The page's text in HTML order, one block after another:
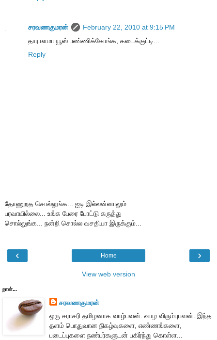
சரவணகுமரன்
February 22, 2010 at 9:15 PM
தாராளமா யூஸ் பண்ணிக்கோங்க, கடைக்குட்டி...
Reply
தோணுறத சொல்லுங்க... ஐடி இல்லன்னாலும்
பரவாயில்லை... உங்க பேரை போட்டு கருத்து
சொல்லுங்க... நன்றி சொல்ல வசதியா இருக்கும்...
‹ ›
Home
View web version
நான்...
சரவணகுமரன்
ஒரு சராசரி தமிழனாக வாழ்பவன். வாழ விரும்புபவன். இந்த
தளம் பொதுவான நிகழ்வுகளை, எண்ணங்களை,
படைப்புகளை நண்பர்களுடன் பகிர்ந்து கொள்ள...